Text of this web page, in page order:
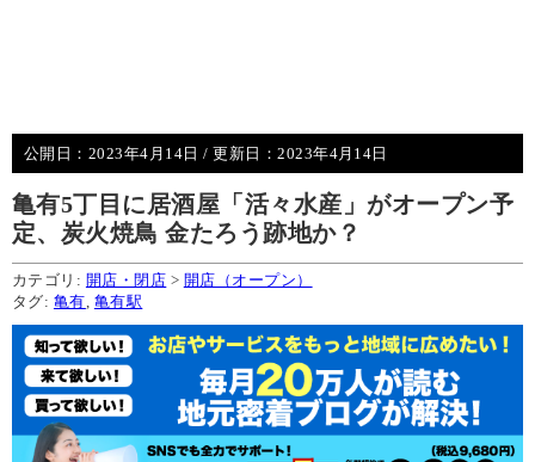
公開日： 2023年4月14日 / 更新日：2023年4月14日
亀有5丁目に居酒屋「活々水産」がオープン予
定、炭火焼鳥 金たろう跡地か？
カテゴリ: 開店・閉店 > 開店（オープン）
タグ: 亀有 亀有駅